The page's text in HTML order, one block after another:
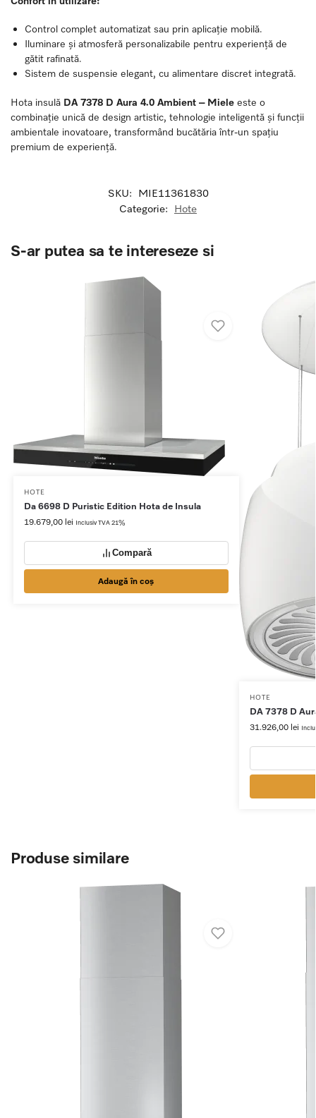
Control complet automatizat sau prin aplicație mobilă.
Iluminare și atmosferă personalizabile pentru experiență de
gătit rafinată.
Sistem de suspensie elegant, cu alimentare discret integrată.
Hota insulă DA 7378 D Aura 4.0 Ambient – Miele este o
combinație unică de design artistic, tehnologie inteligentă și funcții
ambientale inovatoare, transformând bucătăria într-un spațiu
premium de experiență.
SKU:
MIE11361830
Categorie:
Hote
S-ar putea sa te intereseze si
HOTE
Da 6698 D Puristic Edition Hota de Insula
19.679,00 lei Inclusiv TVA 21%
Compară
Adaugă în coș
HOTE
DA 7378 D
31.926,00 lei
Produse similare